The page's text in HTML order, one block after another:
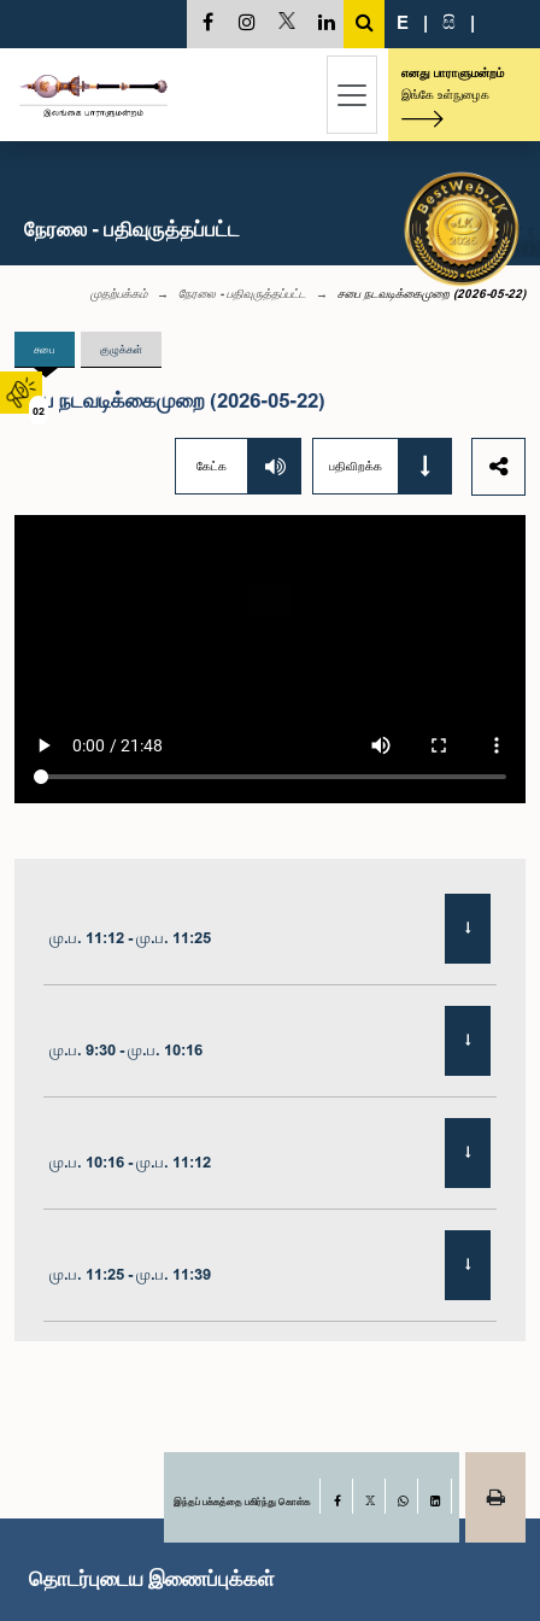
02
E | සි |
எனது பாராளுமன்றம்
இங்கே உள்நுழைக
நேரலை - பதிவுருத்தப்பட்ட
முதற்பக்கம் நேரலை - பதிவுருத்தப்பட்ட சபை நடவடிக்கைமுறை (2026-05-22)
சபை குழுக்கள்
சபை நடவடிக்கைமுறை (2026-05-22)
கேட்க பதிவிறக்க
மு.ப. 11:12 - மு.ப. 11:25
மு.ப. 9:30 - மு.ப. 10:16
மு.ப. 10:16 - மு.ப. 11:12
மு.ப. 11:25 - மு.ப. 11:39
மு.ப. 11:52 - பி.ப. 12:07இந்தப் பக்கத்தை பகிர்ந்து கொள்க Facebook
LinkedIn
தொடர்புடைய இணைப்புக்கள்